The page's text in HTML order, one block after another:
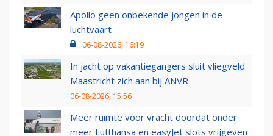
Apollo geen onbekende jongen in de
luchtvaart
06-08-2026, 16:19
In jacht op vakantiegangers sluit vliegveld
Maastricht zich aan bij ANVR
06-08-2026, 15:56
Meer ruimte voor vracht doordat onder
meer Lufthansa en easyJet slots vrijgeven